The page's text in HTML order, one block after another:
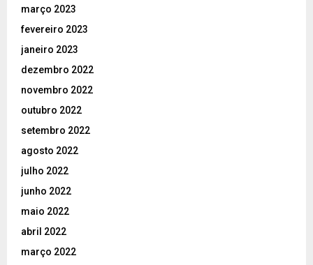
março 2023
fevereiro 2023
janeiro 2023
dezembro 2022
novembro 2022
outubro 2022
setembro 2022
agosto 2022
julho 2022
junho 2022
maio 2022
abril 2022
março 2022